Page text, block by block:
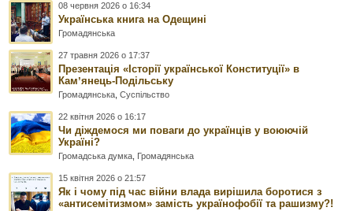
08 червня 2026 о 16:34
Українська книга на Одещині
Громадянська
27 травня 2026 о 17:37
Презентація «Історії української Конституції» в
Камʼянець-Подільську
Громадянська ,Суспільство
22 квітня 2026 о 16:17
Чи діждемося ми поваги до українців у воюючій
Україні?
Громадська думка Громадянська
15 квітня 2026 о 21:57
Як і чому під час війни влада вирішила боротися з
«антисемітизмом» замість українофобії та рашизму?!